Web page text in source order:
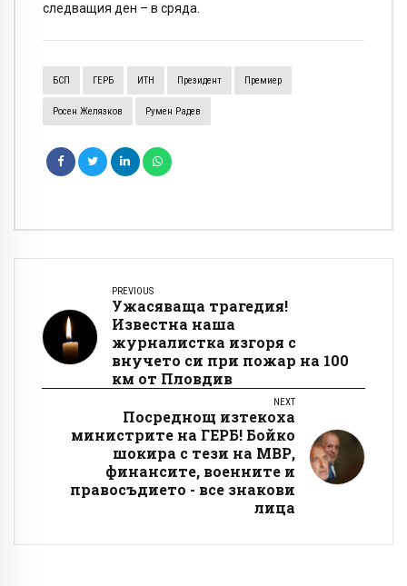
следващия ден – в сряда.
БСП ГЕРБ ИТН Президент Премиер
Росен Желязков Румен Радев
PREVIOUS
Ужасяваща трагедия!
Известна наша
журналистка изгоря с
внучето си при пожар на 100
км от Пловдив
NEXT
Посреднощ изтекоха
министрите на ГЕРБ! Бойко
шокира с тези на МВР,
финансите, военните и
правосъдието - все знакови
лица